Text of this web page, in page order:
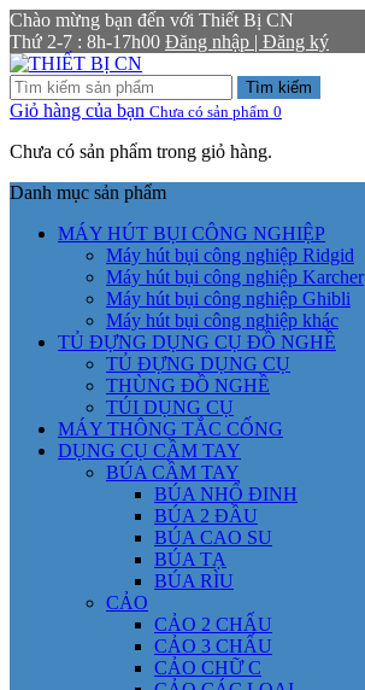
Chào mừng bạn đến với Thiết Bị CN
Thứ 2-7 : 8h-17h00 Đăng nhập | Đăng ký
Tìm kiếm
Giỏ hàng của bạn Chưa có sản phẩm 0
Chưa có sản phẩm trong giỏ hàng.
Danh mục sản phẩm
MÁY HÚT BỤI CÔNG NGHIỆP
Máy hút bụi công nghiệp Ridgid
Máy hút bụi công nghiệp Karcher
Máy hút bụi công nghiệp Ghibli
Máy hút bụi công nghiệp khác
TỦ ĐỰNG DỤNG CỤ ĐỒ NGHỀ
TỦ ĐỰNG DỤNG CỤ
THÙNG ĐỒ NGHỀ
TÚI DỤNG CỤ
MÁY THÔNG TẮC CỐNG
DỤNG CỤ CẦM TAY
BÚA CẦM TAY
BÚA NHỔ ĐINH
BÚA 2 ĐẦU
BÚA CAO SU
BÚA TẠ
BÚA RÌU
CẢO
CẢO 2 CHẤU
CẢO 3 CHẤU
CẢO CHỮ C